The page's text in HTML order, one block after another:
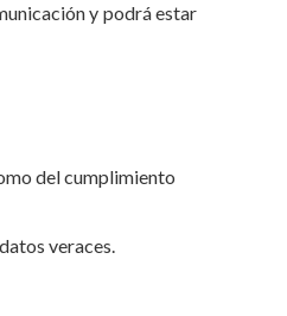
y podrá estar
del cumplimiento
veraces.